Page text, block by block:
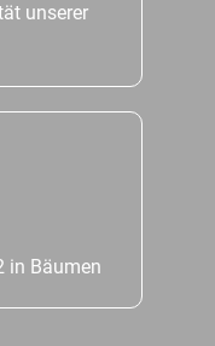
unserer
in Bäumen